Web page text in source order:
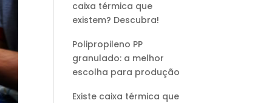
caixa térmica que
existem? Descubra!
Polipropileno PP
granulado: a melhor
escolha para produção
Existe caixa térmica que